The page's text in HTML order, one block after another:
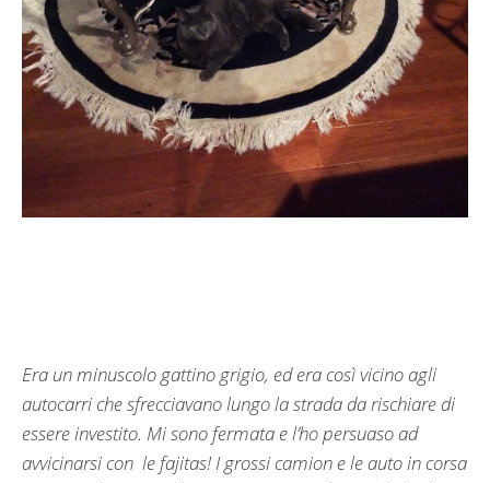
Era un minuscolo gattino grigio, ed era così vicino agli
autocarri che sfrecciavano lungo la strada da rischiare di
essere investito. Mi sono fermata e l’ho persuaso ad
avvicinarsi con le fajitas! I grossi camion e le auto in corsa